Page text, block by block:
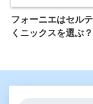
フォーニエはセル
くニックスを選ぶ？